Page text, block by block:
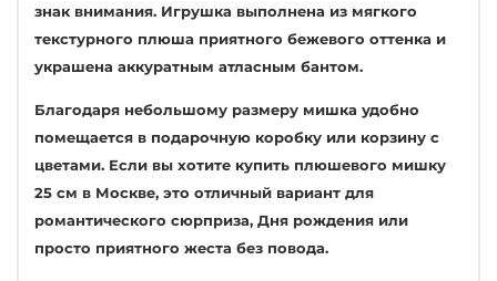
знак внимания. Игрушка выполнена из мягкого
текстурного плюша приятного бежевого оттенка и
украшена аккуратным атласным бантом.
Благодаря небольшому размеру мишка удобно
помещается в подарочную коробку или корзину с
цветами. Если вы хотите купить плюшевого мишку
25 см в Москве, это отличный вариант для
романтического сюрприза, Дня рождения или
просто приятного жеста без повода.